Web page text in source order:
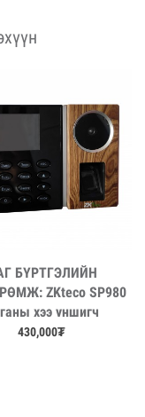
БҮРТГЭЛИЙН
ZKteco SP980
хээ уншигч
430,000₮